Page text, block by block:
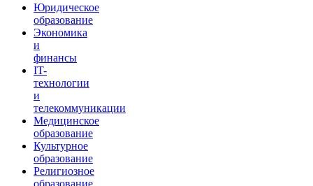
Юридическое
образование
Экономика
и
финансы
IT-
технологии
и
телекоммуникации
Медицинское
образование
Культурное
образование
Религиозное
образование